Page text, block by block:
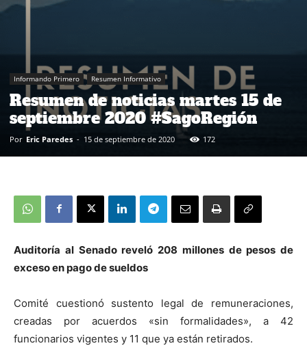
Informando Primero Resumen Informativo
Resumen de noticias martes 15 de
septiembre 2020 #SagoRegión
Por Eric Paredes - 15 de septiembre de 2020 172
Auditoría al Senado reveló 208 millones de pesos de
exceso en pago de sueldos
Comité cuestionó sustento legal de remuneraciones,
creadas por acuerdos «sin formalidades», a 42
funcionarios vigentes y 11 que ya están retirados.